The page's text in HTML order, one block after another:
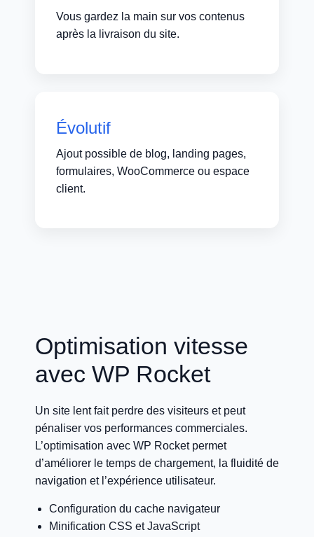
Vous gardez la main sur vos contenus
après la livraison du site.
Évolutif
Ajout possible de blog, landing pages,
formulaires, WooCommerce ou espace
client.
Optimisation vitesse
avec WP Rocket
Un site lent fait perdre des visiteurs et peut
pénaliser vos performances commerciales.
L’optimisation avec WP Rocket permet
d’améliorer le temps de chargement, la fluidité de
navigation et l’expérience utilisateur.
Configuration du cache navigateur
Minification CSS et JavaScript